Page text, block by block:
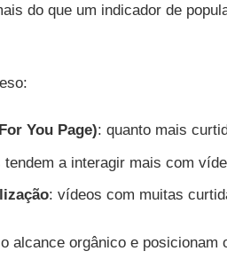
do que um indicador de
You Page): quanto mais
tendem a interagir mais com
: vídeos com muitas
alcance orgânico e